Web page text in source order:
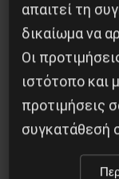
Διδάκτορας
Αλέξανδρος
16 Ιουλίου 2021
απαιτεί τη
δικαίωμα να
Οι
ιστότοπο και
προτιμήσεις
συγκατάθεσή